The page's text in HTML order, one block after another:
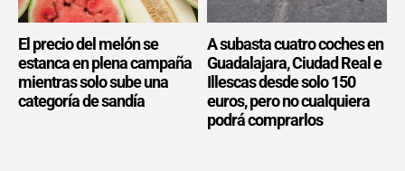
El precio del melón se
estanca en plena campaña
mientras solo sube una
categoría de sandía
A subasta cuatro coches en
Guadalajara, Ciudad Real e
Illescas desde solo 150
euros, pero no cualquiera
podrá comprarlos